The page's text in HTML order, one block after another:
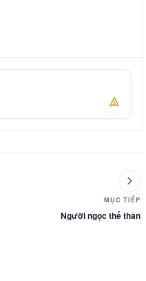
MỤC TIẾP
Người ngọc thế thân